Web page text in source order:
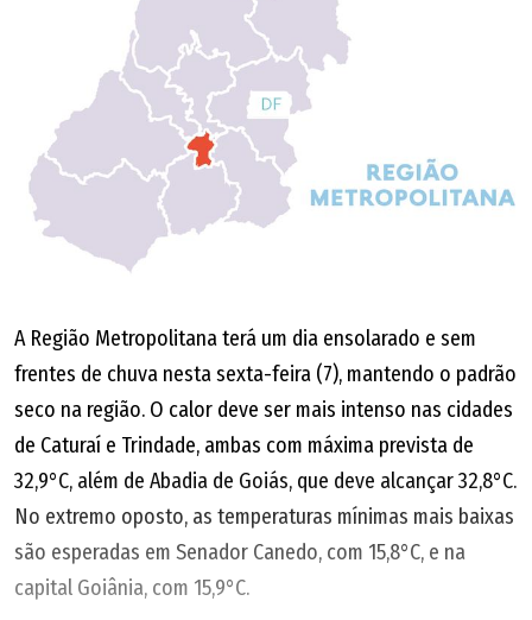
A Região Metropolitana terá um dia ensolarado e sem
frentes de chuva nesta sexta-feira (7), mantendo o padrão
seco na região. O calor deve ser mais intenso nas cidades
de Caturaí e Trindade, ambas com máxima prevista de
32,9°C, além de Abadia de Goiás, que deve alcançar 32,8°C.
No extremo oposto, as temperaturas mínimas mais baixas
são esperadas em Senador Canedo, com 15,8°C, e na
capital Goiânia, com 15,9°C.